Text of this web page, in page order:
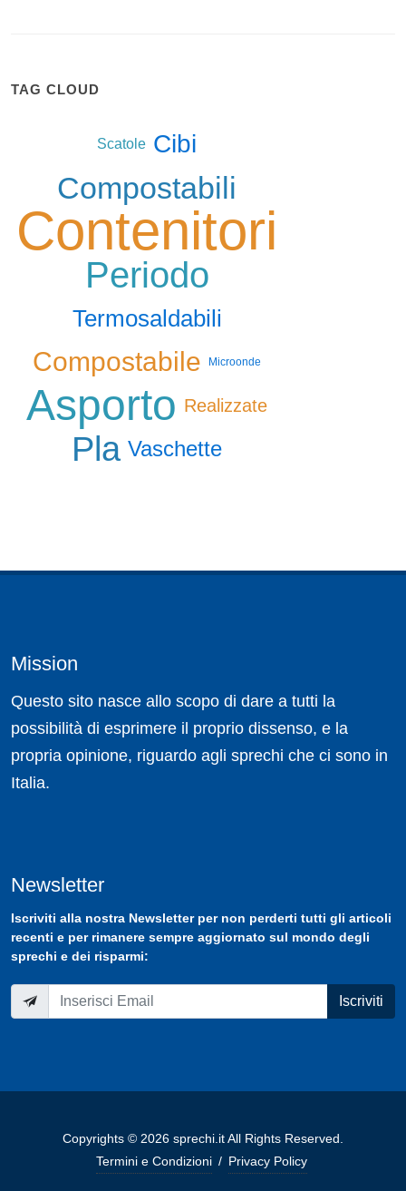
TAG CLOUD
Scatole Cibi
Compostabili
Contenitori
Periodo
Termosaldabili
Compostabile Microonde
Asporto Realizzate
Pla Vaschette
Mission
Questo sito nasce allo scopo di dare a tutti la
possibilità di esprimere il proprio dissenso, e la
propria opinione, riguardo agli sprechi che ci sono in
Italia.
Newsletter
Iscriviti alla nostra Newsletterper non perderti tutti gli articoli
recenti e per rimanere sempre aggiornato sul mondo degli
sprechi e dei risparmi:
Iscriviti
Copyrights © 2026 sprechi.it All Rights Reserved.
Termini e Condizioni / Privacy Policy